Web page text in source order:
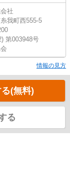
社
我町西555-5
第003948号
情報の見方
(無料)
る